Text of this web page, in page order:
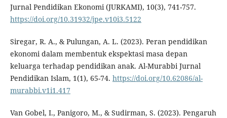
Jurnal Pendidikan Ekonomi (JURKAMI), 10(3), 741-757.
https://doi.org/10.31932/jpe.v10i3.5122
Siregar, R. A., & Pulungan, A. L. (2023). Peran pendidikan
ekonomi dalam membentuk ekspektasi masa depan
keluarga terhadap pendidikan anak. Al-Murabbi Jurnal
Pendidikan Islam, 1(1), 65-74. https://doi.org/10.62086/al-
murabbi.v1i1.417
Van Gobel, I., Panigoro, M., & Sudirman, S. (2023). Pengaruh